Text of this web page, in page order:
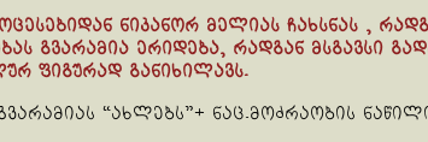
ნიკანორ მელიას ჩახსნას ,
გვარამია ერიდება, რადგან მსგავსი
ფიგურად განიხილავს.
“ახლებს”+ ნაც.მოძრაობის